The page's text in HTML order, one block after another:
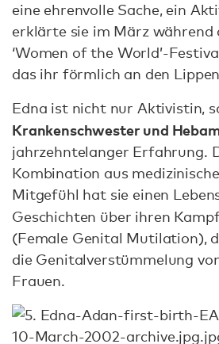
eine ehrenvolle Sache, ein
erklärte sie im März während
‘Women of the World’-
das ihr förmlich an den
Edna ist nicht nur Aktivistin,
Krankenschwester und
jahrzehntelanger Erfahrung.
Kombination aus
Mitgefühl hat sie einen
Geschichten über ihren
(Female Genital Mutilation),
die Genitalverstümmelung
Frauen.